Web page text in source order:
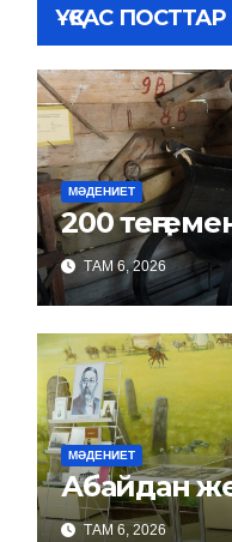
ҰҚСАС ПОСТТАР
МӘДЕНИЕТ
ТАМ 6, 2026
МӘДЕНИЕТ
ТАМ 6, 2026